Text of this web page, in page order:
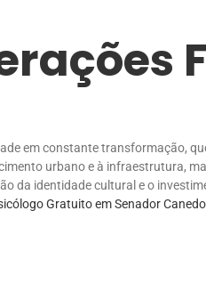
em constante transformação,
urbano e à infraestrutura,
da identidade cultural e o
Gratuito em Senador